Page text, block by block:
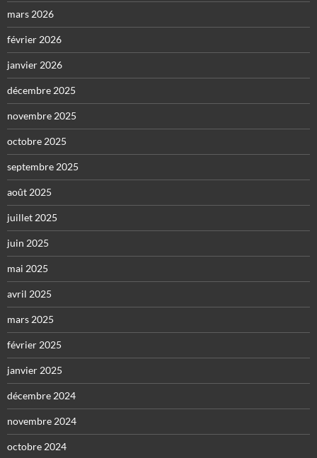
mars 2026
février 2026
janvier 2026
décembre 2025
novembre 2025
octobre 2025
septembre 2025
août 2025
juillet 2025
juin 2025
mai 2025
avril 2025
mars 2025
février 2025
janvier 2025
décembre 2024
novembre 2024
octobre 2024